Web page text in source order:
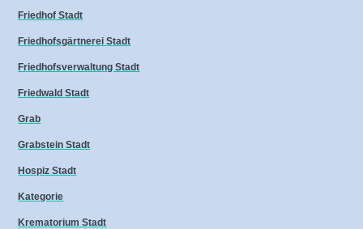
Friedhof Stadt
Friedhofsgärtnerei Stadt
Friedhofsverwaltung Stadt
Friedwald Stadt
Grab
Grabstein Stadt
Hospiz Stadt
Kategorie
Krematorium Stadt